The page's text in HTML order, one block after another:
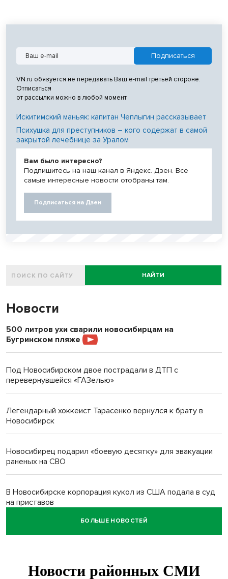
VN.ru обязуется не передавать Ваш e-mail третьей стороне.
Отписаться
от рассылки можно в любой момент
Искитимский маньяк: капитан Чеплыгин рассказывает
Психушка для преступников – кого содержат в самой
закрытой лечебнице за Уралом
Вам было интересно?
Подпишитесь на наш канал в Яндекс. Дзен. Все
самые интересные новости отобраны там.
Подписаться на Дзен
НАЙТИ
Новости
500 литров ухи сварили новосибирцам на
Бугринском пляже
Под Новосибирском двое пострадали в ДТП с
перевернувшейся «ГАЗелью»
Легендарный хоккеист Тарасенко вернулся к брату в
Новосибирск
Новосибирец подарил «боевую десятку» для эвакуации
раненых на СВО
В Новосибирске корпорация кукол из США подала в суд
на приставов
В Новосибирске минздрав объявил бесплатную
В Новосибирске врачи прооперировали 25 тысяч
БОЛЬШЕ НОВОСТЕЙ